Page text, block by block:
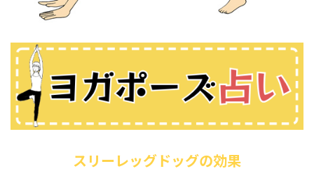
スリーレッグドッグの効果